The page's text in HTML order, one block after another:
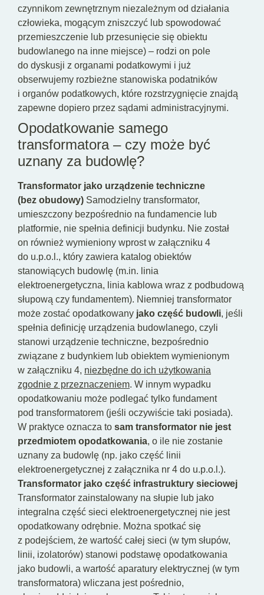
czynnikom zewnętrznym niezależnym od działania
człowieka, mogącym zniszczyć lub spowodować
przemieszczenie lub przesunięcie się obiektu
budowlanego na inne miejsce) – rodzi on pole
do dyskusji z organami podatkowymi i już
obserwujemy rozbieżne stanowiska podatników
i organów podatkowych, które rozstrzygnięcie znajdą
zapewne dopiero przez sądami administracyjnymi.
Opodatkowanie samego
transformatora – czy może być
uznany za budowlę?
Transformator jako urządzenie techniczne
(bez obudowy) Samodzielny transformator,
umieszczony bezpośrednio na fundamencie lub
platformie, nie spełnia definicji budynku. Nie został
on również wymieniony wprost w załączniku 4
do u.p.o.l., który zawiera katalog obiektów
stanowiących budowlę (m.in. linia
elektroenergetyczna, linia kablowa wraz z podbudową
słupową czy fundamentem). Niemniej transformator
może zostać opodatkowany jako część budowli, jeśli
spełnia definicję urządzenia budowlanego, czyli
stanowi urządzenie techniczne, bezpośrednio
związane z budynkiem lub obiektem wymienionym
w załączniku 4, niezbędne do ich użytkowania
zgodnie z przeznaczeniem. W innym wypadku
opodatkowaniu może podlegać tylko fundament
pod transformatorem (jeśli oczywiście taki posiada).
W praktyce oznacza to sam transformator nie jest
przedmiotem opodatkowania, o ile nie zostanie
uznany za budowlę (np. jako część linii
elektroenergetycznej z załącznika nr 4 do u.p.o.l.).
Transformator jako część infrastruktury sieciowej
Transformator zainstalowany na słupie lub jako
integralna część sieci elektroenergetycznej nie jest
opodatkowany odrębnie. Można spotkać się
z podejściem, że wartość całej sieci (w tym słupów,
linii, izolatorów) stanowi podstawę opodatkowania
jako budowli, a wartość aparatury elektrycznej (w tym
transformatora) wliczana jest pośrednio,